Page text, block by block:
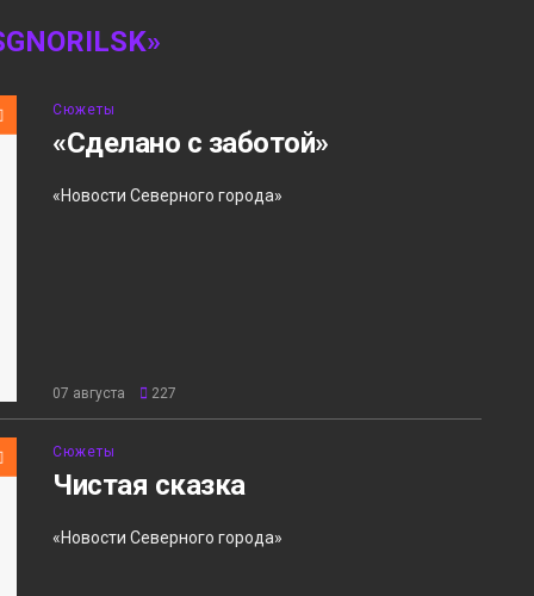
Сюжеты
«Сделано с заботой»
«Новости Северного города»
07 августа 227
Сюжеты
Чистая сказка
«Новости Северного города»